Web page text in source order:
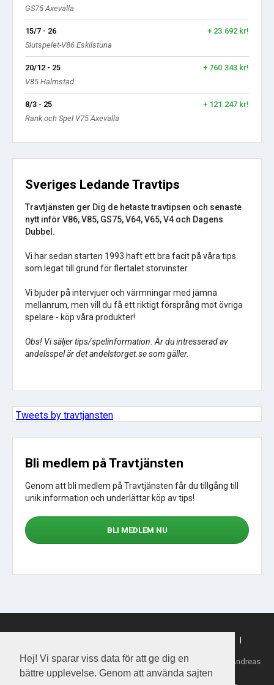
Hej! Vi sparar viss data för att ge dig en
bättre upplevelse. Genom att använda sajten
GS75 Axevalla
15/7 - 26
+ 23.692 kr!
Slutspelet-V86 Eskilstuna
20/12 - 25
+ 760.343 kr!
V85 Halmstad
8/3 - 25
+ 121.247 kr!
Rank och Spel V75 Axevalla
Sveriges Ledande Travtips
Travtjänsten ger Dig de hetaste travtipsen och senaste
nytt inför V86, V85, GS75, V64, V65, V4 och Dagens
Dubbel.
Vi har sedan starten 1993 haft ett bra facit på våra tips
som legat till grund för flertalet storvinster.
Vi bjuder på intervjuer och värmningar med jämna
mellanrum, men vill du få ett riktigt försprång mot övriga
spelare - köp våra produkter!
Obs! Vi säljer tips/spelinformation. Är du intresserad av
andelsspel är det andelstorget.se som gäller.
Tweets by travtjansten
Bli medlem på Travtjänsten
Genom att bli medlem på Travtjänsten får du tillgång till
unik information och underlättar köp av tips!
BLI MEDLEM NU
|
Tillhandahållare: Daytime Media House AB, Ansvarig utgivare: Andreas
Henriksson
Copyright 2026 Daytime Media House AB 556763-4828